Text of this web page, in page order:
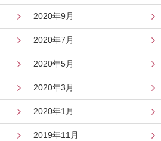
2020年9月
2020年7月
2020年5月
2020年3月
2020年1月
2019年11月